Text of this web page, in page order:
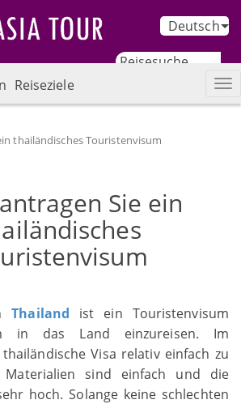
Deutsch
Reiseziele
thailändisches Touristenvisum
Sie ein
Thailand ist ein Touristenvisum
in das Land einzureisen. Im
Visa relativ einfach zu
Materialien sind einfach und die
hoch. Solange keine schlechten